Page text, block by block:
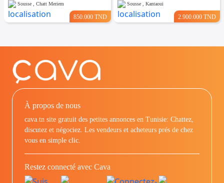
Sousse , Chatt Meriem
850.000 TND
Sousse , Kantaoui
2.900.000 TND
À propos de nous
cava.tn site gratuit des petites annonces en Tunisie: Chattez,
discutez et négociez. Les vendeurs et acheteurs prés de chez
vous en simple clic.
Restez connecté avec Cava